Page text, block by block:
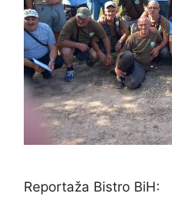
Reportaža Bistro BiH: